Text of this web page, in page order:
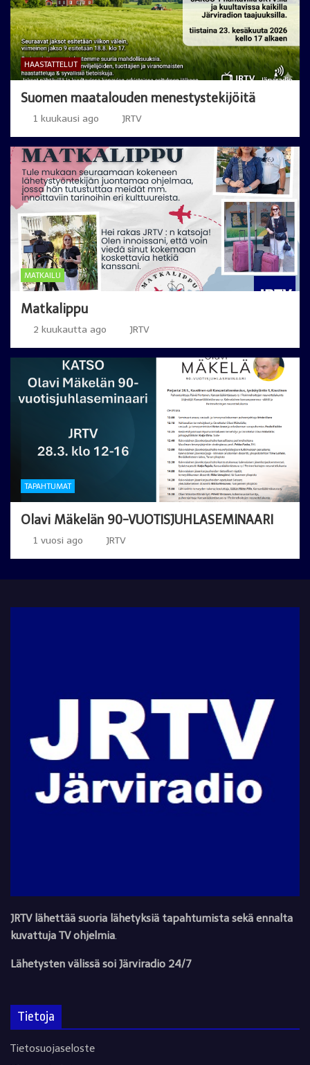
HAASTATTELUT
Suomen maatalouden menestystekijöitä
1 kuukausi ago JRTV
MATKAILU
Matkalippu
2 kuukautta ago JRTV
TAPAHTUMAT
Olavi Mäkelän 90-VUOTISJUHLASEMINAARI
1 vuosi ago JRTV
JRTV lähettää suoria lähetyksiä tapahtumista sekä ennalta
kuvattuja TV ohjelmia.
Lähetysten välissä soi Järviradio 24/7
Tietoja
Tietosuojaseloste